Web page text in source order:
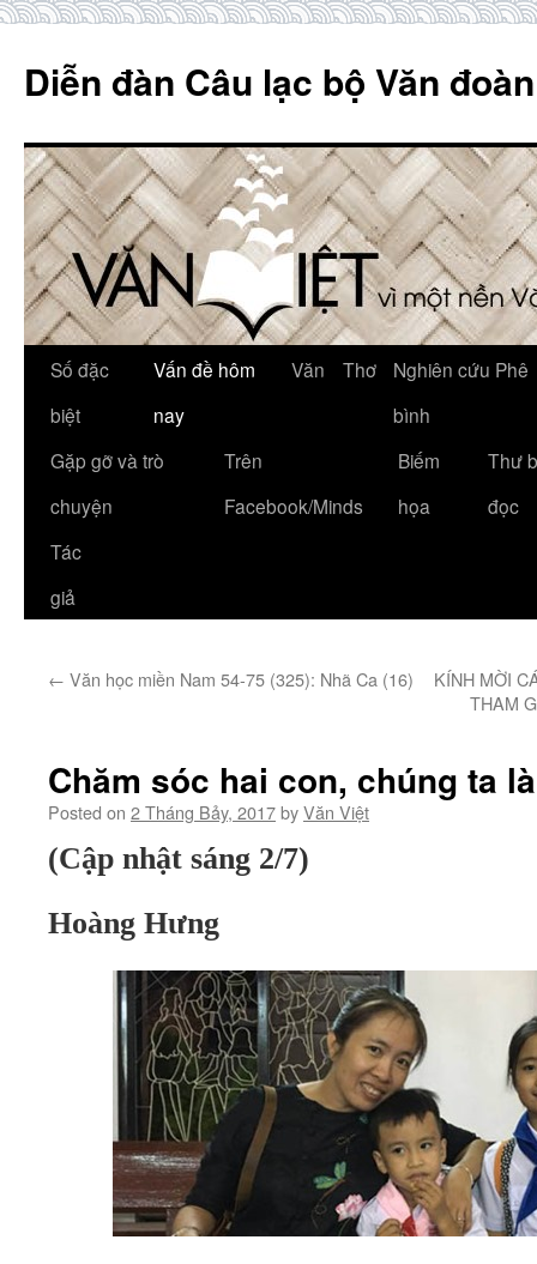
content
Diễn đàn Câu lạc bộ Văn
Số đặc
biệt
Vấn đề hôm
nay
Văn Thơ
Nghiên cứu Phê
bình
Gặp gỡ và trò
chuyện
Trên
Facebook/Minds
Biếm
họa
Thư
đọc
Tác
giả
← Văn học miền Nam 54-75 (325): Nhã Ca (16)
KÍNH MỜI
THAM
Chăm sóc hai con, chúng ta
Posted on 2 Tháng Bảy, 2017byVăn Việt
(Cập nhật sáng 2/7)
Hoàng Hưng